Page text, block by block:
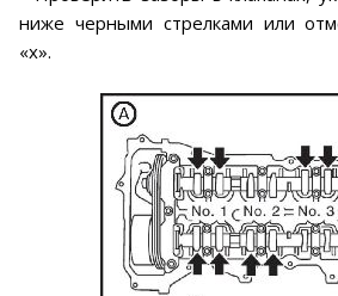
ниже черными стрелками или
«х».